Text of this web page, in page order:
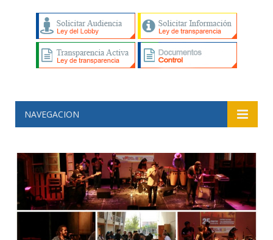
NAVEGACION